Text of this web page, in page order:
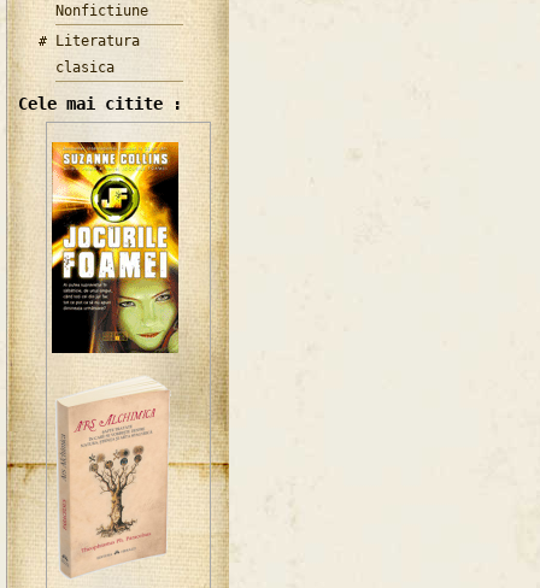
Nonfictiune
Literatura
clasica
Cele mai citite :